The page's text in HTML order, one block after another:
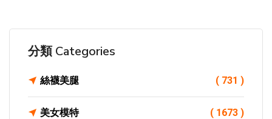
分類 Categories
絲襪美腿 ( 731 )
美女模特 ( 1673 )